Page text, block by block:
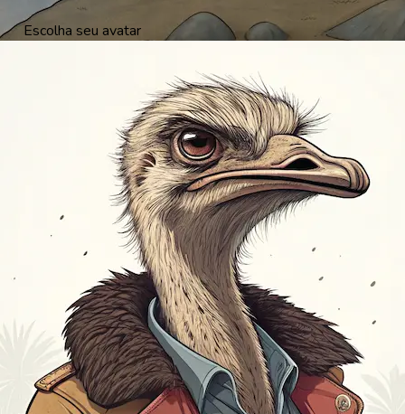
Escolha seu avatar